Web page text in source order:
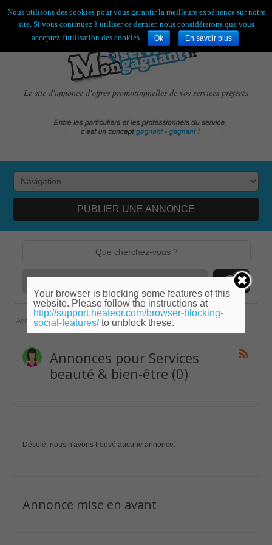
Bienvenue,visiteur ![S'enregistrer|Connexion]
Le site d'annonce d'offres promotionnelles de vos services préférés
PUBLIER UNE ANNONCE
Accueil » Bourgogne » Nièvre » Services beauté & bien-être
Annonces pour Services
beauté & bien-être (0)
Désolé, nous n'avons trouvé aucune annonce.
Annonce mise en avant
Nous utilisons des cookies pour vous garantir la meilleure expérience sur notre
site. Si vous continuez à utiliser ce dernier, nous considérerons que vous
acceptez l'utilisation des cookies.
Ok En savoir plus
Your browser is blocking some features of this
website. Please follow the instructions at
http://support.heateor.com/browser-blocking-
social-features/to unblock these.